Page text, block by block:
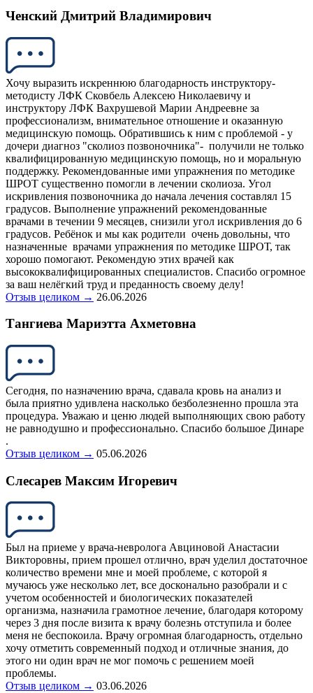
Ченский Дмитрий Владимирович
Хочу выразить искреннюю благодарность инструктору-
методисту ЛФК Сковбель Алексею Николаевичу и
инструктору ЛФК Вахрушевой Марии Андреевне за
профессионализм, внимательное отношение и оказанную
медицинскую помощь. Обратившись к ним с проблемой - у
дочери диагноз "сколиоз позвоночника"- получили не только
квалифицированную медицинскую помощь, но и моральную
поддержку. Рекомендованные ими упражнения по методике
ШРОТ существенно помогли в лечении сколиоза. Угол
искривления позвоночника до начала лечения составлял 15
градусов. Выполнение упражнений рекомендованные
врачами в течении 9 месяцев, снизили угол искривления до 6
градусов. Ребёнок и мы как родители очень довольны, что
назначенные врачами упражнения по методике ШРОТ, так
хорошо помогают. Рекомендую этих врачей как
высококвалифицированных специалистов. Спасибо огромное
за ваш нелёгкий труд и преданность своему делу!
Отзыв целиком → 26.06.2026
Тангиева Мариэтта Ахметовна
Сегодня, по назначению врача, сдавала кровь на анализ и
была приятно удивлена насколько безболезненно прошла эта
процедура. Уважаю и ценю людей выполняющих свою работу
не равнодушно и профессионально. Спасибо большое Динаре
.
Отзыв целиком → 05.06.2026
Слесарев Максим Игоревич
Был на приеме у врача-невролога Авциновой Анастасии
Викторовны, прием прошел отлично, врач уделил достаточное
количество времени мне и моей проблеме, с которой я
мучаюсь уже несколько лет, все досконально разобрали и с
учетом особенностей и биологических показателей
организма, назначила грамотное лечение, благодаря которому
через 3 дня после визита к врачу болезнь отступила и более
меня не беспокоила. Врачу огромная благодарность, отдельно
хочу отметить современный подход и отличные знания, до
этого ни один врач не мог помочь с решением моей
проблемы.
Отзыв целиком → 03.06.2026